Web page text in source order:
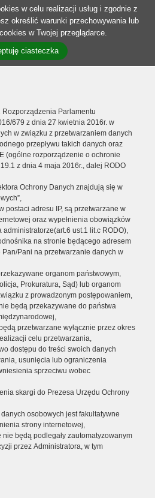
w celu realizacji usług i zgodnie z
określić warunki przechowywania lub
w Twojej przeglądarce.
ciasteczka
Rozporządzenia Parlamentu
679 z dnia 27 kwietnia 2016r. w
w związku z przetwarzaniem danych
przepływu takich danych oraz
(ogólne rozporządzenie o ochronie
z dnia 4 maja 2016r., dalej RODO
Ochrony Danych znajdują się w
postaci adresu IP, są przetwarzane w
oraz wypełnienia obowiązków
ust.1 lit.c RODO),
na stronie będącego adresem
Pani na przetwarzanie danych w
organom państwowym,
Prokuratura, Sąd) lub organom
z prowadzonym postępowaniem,
będą przekazywane do państwa
przetwarzane wyłącznie przez okres
celu przetwarzania,
dostępu do treści swoich danych
usunięcia lub ograniczenia
sprzeciwu wobec
skargi do Prezesa Urzędu Ochrony
osobowych jest fakultatywne
strony internetowej,
będą podlegały zautomatyzowanym
przez Administratora, w tym